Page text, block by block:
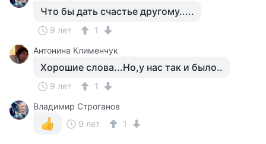
Что бы дать счастье другому.....
9 лет
1
Антонина Клименчук
Хорошие слова...Но,у нас так и было..
9 лет
1
Владимир Строганов
9 лет
1